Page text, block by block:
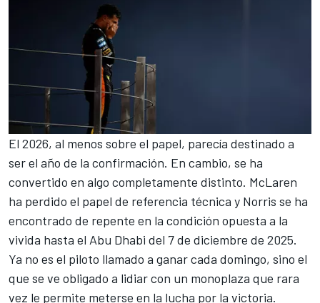
El 2026, al menos sobre el papel, parecía destinado a
ser el año de la confirmación. En cambio, se ha
convertido en algo completamente distinto. McLaren
ha perdido el papel de referencia técnica y Norris se ha
encontrado de repente en la condición opuesta a la
vivida hasta el Abu Dhabi del 7 de diciembre de 2025.
Ya no es el piloto llamado a ganar cada domingo, sino el
que se ve obligado a lidiar con un monoplaza que rara
vez le permite meterse en la lucha por la victoria.